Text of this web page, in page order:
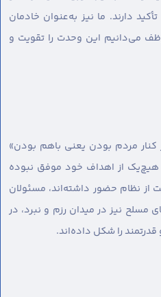
دارند. ما نیز به‌عنوان خادمان
می‌دانیم این وحدت را تقویت و
کنار مردم بودن یعنی باهم بودن»
از اهداف خود موفق نبوده
از نظام حضور داشته‌اند، مسئولان
نیز در میدان رزم و نبرد، در
را شکل داده‌اند.